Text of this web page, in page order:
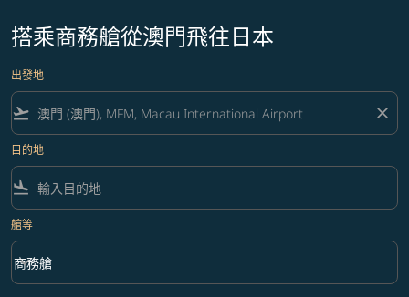
搭乘商務艙從澳門飛往日本
出發地
flight_takeoff close
目的地
flight_land
艙等
艙等 option 商務艙 Selected
商務艙
keyboard_arrow_down